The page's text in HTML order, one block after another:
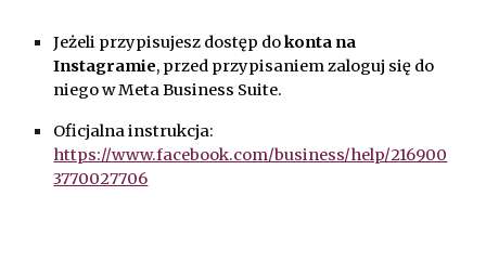
Jeżeli przypisujesz dostęp dokonta na
Instagramie, przed przypisaniem zaloguj się do
niego w Meta Business Suite.
Oficjalna instrukcja:
https://www.facebook.com/business/help/216900
3770027706